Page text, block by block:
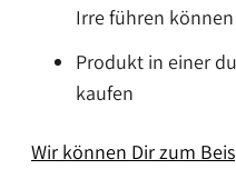
Irre führen können
Produkt in einer
kaufen
Wir können Dir zum